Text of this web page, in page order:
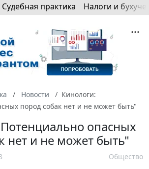
Судебная практика Налоги и
Новости
Кинологи:
пород собак нет и не может быть"
опасных
нет и не может быть"
Общество